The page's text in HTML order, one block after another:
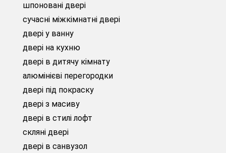
шпоновані двері
сучасні міжкімнатні двері
двері у ванну
двері на кухню
двері в дитячу кімнату
алюмінієві перегородки
двері під покраску
двері з масиву
двері в стилі лофт
скляні двері
двері в санвузол